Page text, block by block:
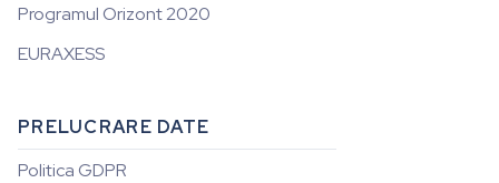
Programul Orizont 2020
EURAXESS
PRELUCRARE DATE
Politica GDPR